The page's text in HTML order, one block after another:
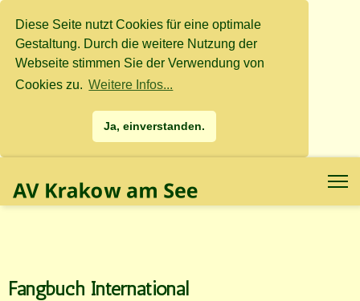
Diese Seite nutzt Cookies für eine optimale
Gestaltung. Durch die weitere Nutzung der
Webseite stimmen Sie der Verwendung von
Cookies zu. Weitere Infos...
Ja, einverstanden.
.
Fangbuch International